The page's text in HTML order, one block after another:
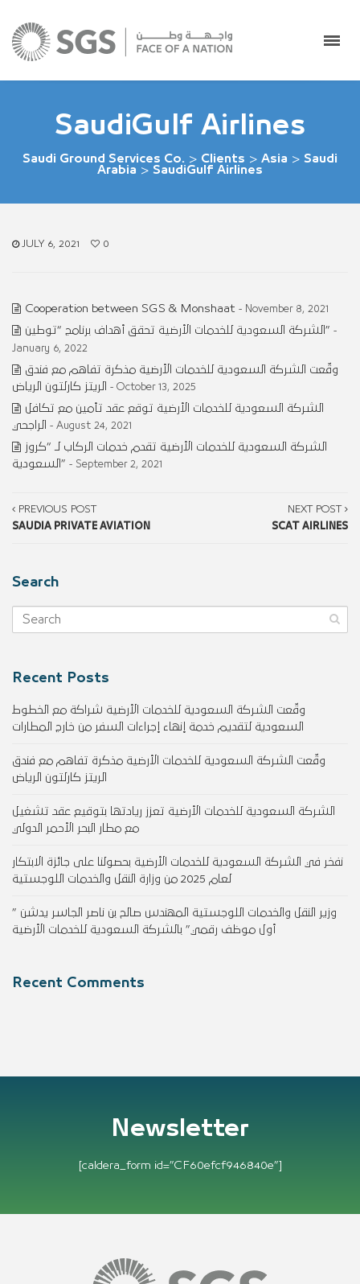
SaudiGulf Airlines
Saudi Ground Services Co. > Clients > Asia > Saudi
Arabia > SaudiGulf Airlines
JULY 6, 2021 0
Cooperation between SGS & Monshaat - November 8, 2021
الشركة السعودية للخدمات الأرضية تحقق أهداف برنامج “توطين” -
January 6, 2022
وقّعت الشركة السعودية للخدمات الأرضية مذكرة تفاهم مع فندق
الريتز كارلتون الرياض
- October 13, 2025
الشركة السعودية للخدمات الأرضية توقع عقد تأمين مع تكافل
الراجحي
- August 24, 2021
الشركة السعودية للخدمات الأرضية تقدم خدمات الركاب لـ “كروز
السعودية” - September 2, 2021
PREVIOUS POST
SAUDIA PRIVATE AVIATION
NEXT POST
SCAT AIRLINES
Search
Recent Posts
وقّعت الشركة السعودية للخدمات الأرضية شراكة مع الخطوط
السعودية لتقديم خدمة إنهاء إجراءات السفر من خارج المطارات
وقّعت الشركة السعودية للخدمات الأرضية مذكرة تفاهم مع فندق
الريتز كارلتون الرياض
الشركة السعودية للخدمات الأرضية تعزز ريادتها بتوقيع عقد تشغيل
مع مطار البحر الأحمر الدولي
نفخر في الشركة السعودية للخدمات الأرضية بحصولنا على جائزة الابتكار
لعام 2025 من وزارة النقل والخدمات اللوجستية
وزير النقل والخدمات اللوجستية المهندس صالح بن ناصر الجاسر يدشن ”
أول موظف رقمي” بالشركة السعودية للخدمات الأرضية
Recent Comments
Newsletter
[caldera_form id=”CF60efcf946840e”]